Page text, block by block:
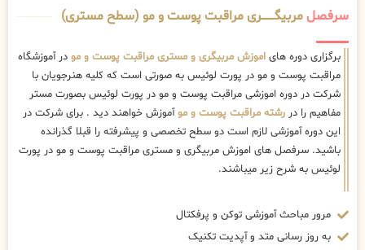
سرفصلمربیگــــــــری مراقبت پوست و مو (سطح مستری)
برگزاری دوره های اموزش مربیگری و مستری مراقبت پوست و مو در آموزشگاه
مراقبت پوست و مو در پورت لوئیس به صورتی است که کلیه هنرجویان با
شرکت در دوره اموزشی مراقبت پوست و مو در پورت لوئیس بصورت مستر
مفاهیم را در رشته مراقبت پوست و موآموزش خواهند دید . برای شرکت در
این دوره آموزشی لازم است دو سطح تخصصی و پیشرفته را قبلا گذرانده
باشید. سرفصل های اموزش مربیگری و مستری مراقبت پوست و مو در پورت
لوئیس به شرح زیر میباشند.
مرور مباحث آموزشی توکن و پرفکتال
به روز رسانی متد و آپدیت تکنیک